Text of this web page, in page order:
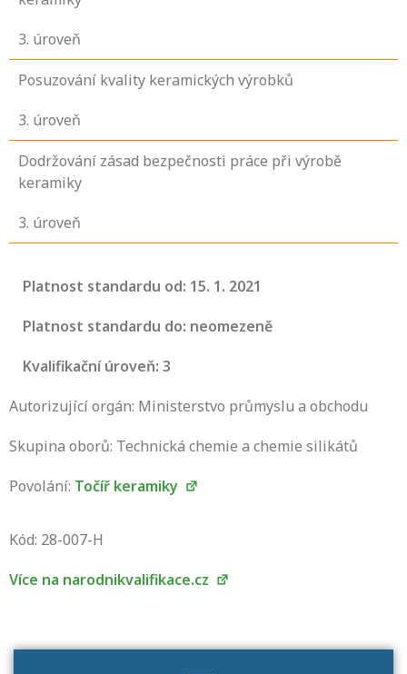
3. úroveň
Posuzování kvality keramických výrobků
3. úroveň
Dodržování zásad bezpečnosti práce při výrobě
keramiky
3. úroveň
Platnost standardu od: 15. 1. 2021
Platnost standardu do: neomezeně
Kvalifikační úroveň: 3
Autorizující orgán: Ministerstvo průmyslu a obchodu
Skupina oborů: Technická chemie a chemie silikátů
Povolání: Točíř keramiky
Kód: 28-007-H
Více na narodnikvalifikace.cz
Víte, jaké dovednosti musíte pro danou